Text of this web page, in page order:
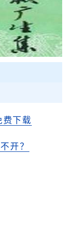
下载
开？